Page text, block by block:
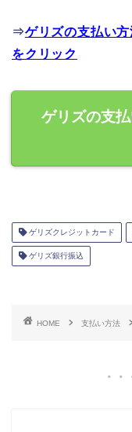
⇒ゲリズの支払い
をクリック
ゲリズの支
ゲリズクレジットカード
ゲリズ銀行振込
HOME 支払い方法